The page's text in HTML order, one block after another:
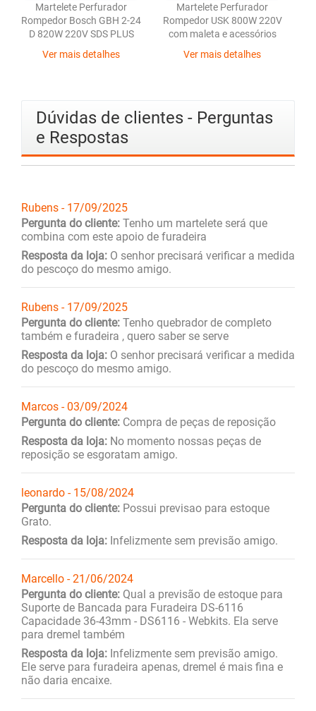
Martelete Perfurador
Rompedor Bosch GBH 2-24
D 820W 220V SDS PLUS
Ver mais detalhes
Martelete Perfurador
Rompedor USK 800W 220V
com maleta e acessórios
Ver mais detalhes
Dúvidas de clientes - Perguntas
e Respostas
Rubens - 17/09/2025
Pergunta do cliente: Tenho um martelete será que
combina com este apoio de furadeira
Resposta da loja: O senhor precisará verificar a medida
do pescoço do mesmo amigo.
Rubens - 17/09/2025
Pergunta do cliente: Tenho quebrador de completo
também e furadeira , quero saber se serve
Resposta da loja: O senhor precisará verificar a medida
do pescoço do mesmo amigo.
Marcos - 03/09/2024
Pergunta do cliente: Compra de peças de reposição
Resposta da loja: No momento nossas peças de
reposição se esgoratam amigo.
leonardo - 15/08/2024
Pergunta do cliente: Possui previsao para estoque
Grato.
Resposta da loja: Infelizmente sem previsão amigo.
Marcello - 21/06/2024
Pergunta do cliente: Qual a previsão de estoque para
Suporte de Bancada para Furadeira DS-6116
Capacidade 36-43mm - DS6116 - Webkits. Ela serve
para dremel também
Resposta da loja: Infelizmente sem previsão amigo.
Ele serve para furadeira apenas, dremel é mais fina e
não daria encaixe.